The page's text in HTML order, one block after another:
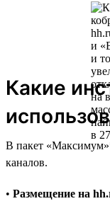
Какие
В пакет
каналов.
• Размещение на